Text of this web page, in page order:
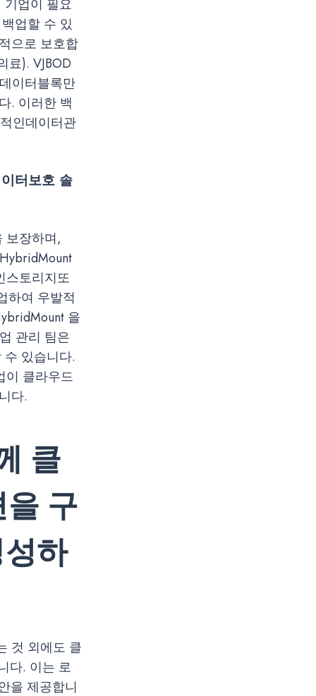
기업이 필요
업할 수 있
으로 보호합
료). VJBOD
이터블록만
. 이러한 백
인데이터관
터보호 솔
보장하며,
스토리지또
하여 우발적
을
관리 팀은
있습니다.
이 클라우드
다.
클
구
하
것 외에도 클
다. 이는 로
을 제공합니